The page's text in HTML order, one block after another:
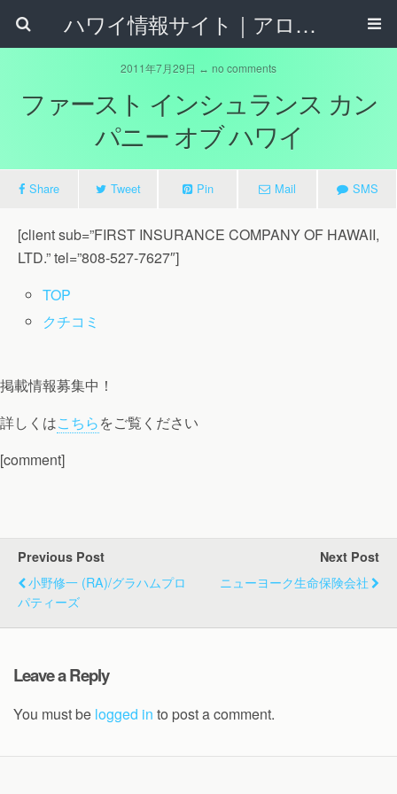
ハワイ情報サイト｜アロハタウンネット
2011年7月29日 ↔ no comments
ファースト インシュランス カン
パニー オブ ハワイ
Share Tweet Pin Mail SMS
[client sub=”FIRST INSURANCE COMPANY OF HAWAII,
LTD.” tel=”808-527-7627″]
TOP
クチコミ
掲載情報募集中！
詳しくはこちらをご覧ください
[comment]
Previous Post
小野修一 (RA)/グラハムプロ
パティーズ
Next Post
ニューヨーク生命保険会社
Leave a Reply
You must be logged in to post a comment.